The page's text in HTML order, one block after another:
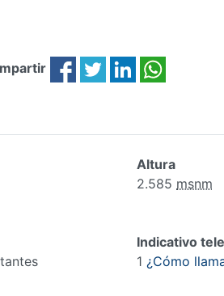
Altura
2.585 msnm
Indicativo
1 ¿Cómo